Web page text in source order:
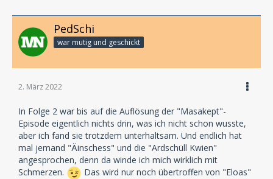
ausgezeichnet.
Über Kai Schwind
Er holt das Hörspiel auf die Bühne: Kai Schwind führte
bei den Live-Tourneen „Die drei ??? und der seltsame
„Die drei ??? und der dunkle Taipan“ Regie. Die
stammen zudem aus seiner Feder. In der
Hörspielbranche war der Autor, Regisseur und
Sprecher aber schon lange zuvor eine feste Größe:
Seit fast 20 Jahren parodiert er mit „Die Ferienbande“
liebevoll die heile Welt der 80er-Jahre-Hörspiele.
PedSchi
war mutig und geschickt
2. März 2022
In Folge 2 war bis auf die Auflösung der "Masakept"-
Episode eigentlich nichts drin, was ich nicht schon wusste,
aber ich fand sie trotzdem unterhaltsam. Und endlich hat
mal jemand "Äinschess" und die "Ardschüll Kwien"
angesprochen, denn da winde ich mich wirklich mit
Schmerzen.
Das wird nur noch übertroffen von "Eloas"